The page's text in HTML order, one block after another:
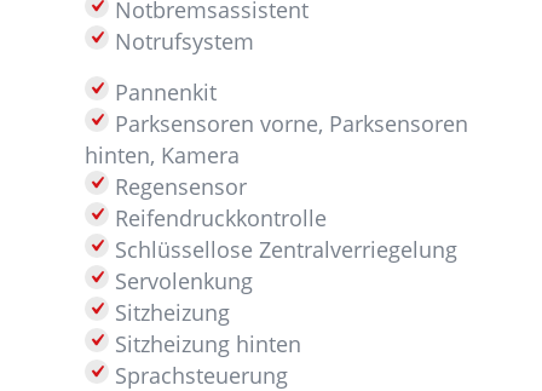
Notbremsassistent
Notrufsystem
Pannenkit
Parksensoren vorne, Parksensoren
hinten, Kamera
Regensensor
Reifendruckkontrolle
Schlüssellose Zentralverriegelung
Servolenkung
Sitzheizung
Sitzheizung hinten
Sprachsteuerung